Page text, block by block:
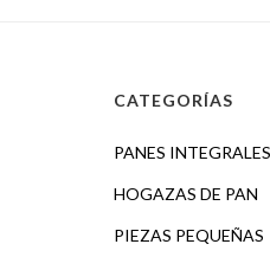
CATEGORÍAS
PANES
HOGAZAS DE PAN
PIEZAS PEQUEÑAS